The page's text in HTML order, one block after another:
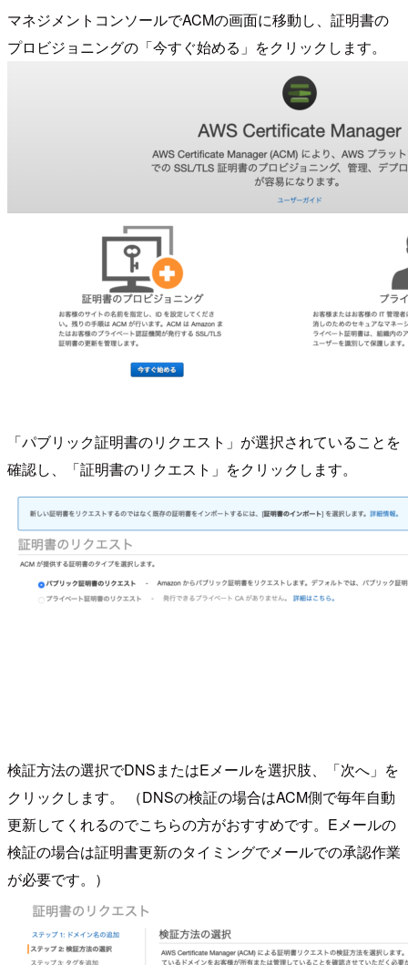
マネジメントコンソールでACMの画面に移動し、証明書の
プロビジョニングの「今すぐ始める」をクリックします。
「パブリック証明書のリクエスト」が選択されていることを
確認し、「証明書のリクエスト」をクリックします。
検証方法の選択でDNSまたはEメールを選択肢、「次へ」を
クリックします。 （DNSの検証の場合はACM側で毎年自動
更新してくれるのでこちらの方がおすすめです。Eメールの
検証の場合は証明書更新のタイミングでメールでの承認作業
が必要です。）